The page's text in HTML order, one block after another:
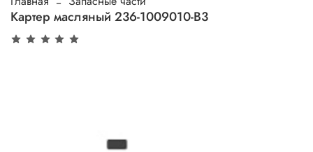
Картер масляный 236-1009010-В3